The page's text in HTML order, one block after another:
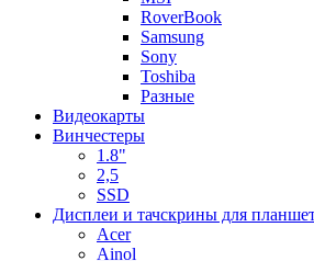
RoverBook
Samsung
Sony
Toshiba
Разные
Видеокарты
Винчестеры
1.8"
2,5
SSD
Дисплеи и тачскрины для
Acer
Ainol